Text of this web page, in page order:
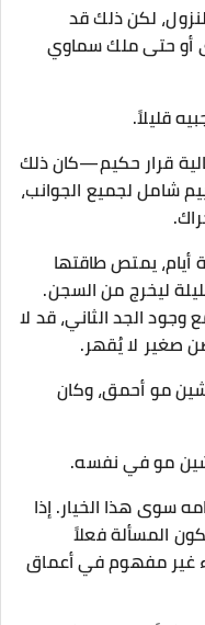
لكن ذلك قد
أو حتى ملك سماوي
قليلاً.
قرار حكيم—كان ذلك
شامل لجميع الجوانب،
يمتص طاقتها
ليخرج من السجن.
الجد الثاني، قد لا
صغير لا يُقهر.
مو أحمق، وكان
مو في نفسه.
سوى هذا الخيار. إذا
المسألة فعلاً
غير مفهوم في أعماق